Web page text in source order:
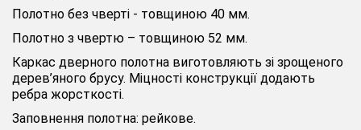
Полотно без чверті - товщиною 40 мм.
Полотно з чвертю – товщиною 52 мм.
Каркас дверного полотна виготовляють зі зрощеного
дерев’яного брусу. Міцності конструкції додають
ребра жорсткості.
Заповнення полотна: рейкове.